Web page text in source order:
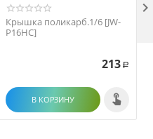
Крышка поликарб.1/6 [JW-
P16HC]
213 Р
В КОРЗИНУ
